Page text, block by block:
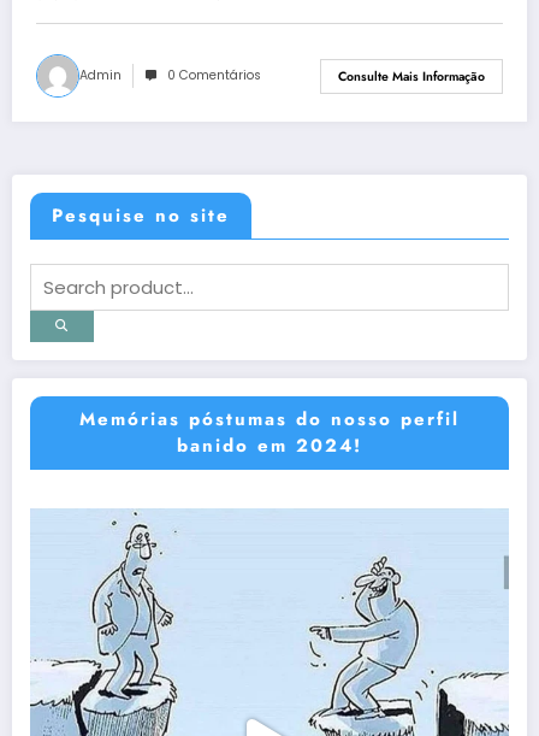
Admin 0 Comentários Consulte Mais Informação
Pesquise no site
Memórias póstumas do nosso perfil
banido em 2024!